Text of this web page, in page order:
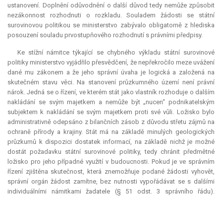
ustanovení. Doplnění odůvodnění o další důvod tedy nemůže způsobit
nezákonnost rozhodnuti o rozkladu. Souladem žádosti se státní
surovinovou politikou se ministerstvo zabývalo obligatorně z hlediska
posouzení souladu prvostupňového rozhodnutí s právními předpisy.
Ke stížní námitce týkající se chybného výkladu státní surovinové
politiky ministerstvo vyjádřilo přesvědčení, že nepřekročilo meze uvážení
dané mu zákonem a že jeho správní úvaha je logická a založená na
skutečném stavu věci. Na stanovení průzkumného území není právní
nárok. Jedná se o řízení, ve kterém stát jako vlastník rozhoduje o dalším
nakládání se svým majetkem a nemůže být „nucen“ podnikatelským
subjektem k nakládání se svým majetkem proti své vůli. Ložisko bylo
administrativně odepsáno z bilančních zásob z důvodu střetu zájmů na
ochraně přírody a krajiny. Stát má na základě minulých geologických
průzkumů k dispozici dostatek informací, na základě nichž je možné
dostát požadavku státní surovinové politiky, tedy chránit předmětné
ložisko pro jeho případné využití v budoucnosti. Pokud je ve správním
řízení zjištěna skutečnost, která znemožňuje podané žádosti vyhovět,
správní orgán žádost zamítne, bez nutnosti vypořádávat se s dalšími
individuálními námitkami žadatele (§ 51 odst. 3 správního řádu).